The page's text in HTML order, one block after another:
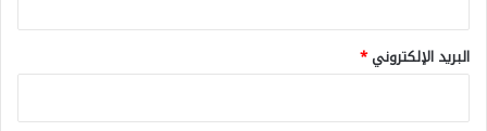
البريد الإلكتروني*